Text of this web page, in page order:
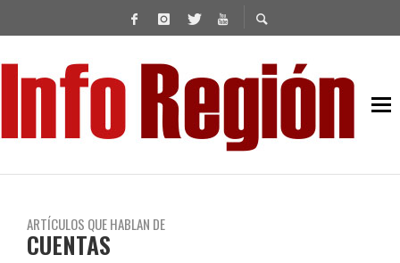
ARTÍCULOS QUE HABLAN DE
CUENTAS